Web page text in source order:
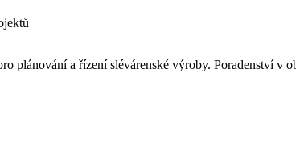
plánování a řízení slévárenské výroby. Poradenství v